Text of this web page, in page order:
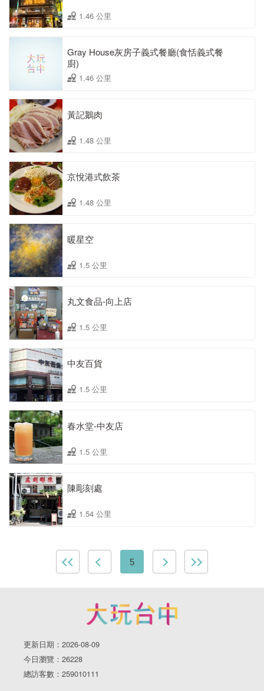
1.46 公里
Gray House灰房子義式餐廳(食恬義式餐
廚)
1.46 公里
黃記鵝肉
1.48 公里
京悅港式飲茶
1.48 公里
暖星空
1.5 公里
丸文食品-向上店
1.5 公里
中友百貨
1.5 公里
春水堂-中友店
1.5 公里
陳彫刻處
1.54 公里
5
更新日期：2026-08-09
今日瀏覽：26228
總訪客數：259010111